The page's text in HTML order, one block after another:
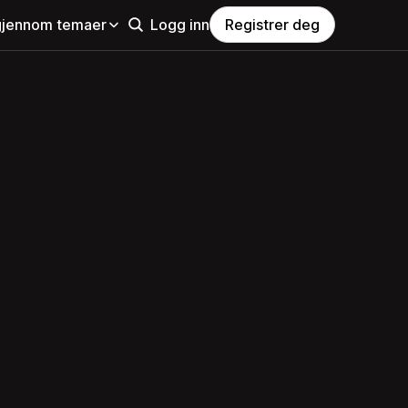
temaer Logg inn Registrer deg